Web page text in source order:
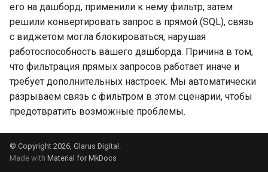
его на дашборд, применили к нему фильтр, затем
решили конвертировать запрос в прямой (SQL), связь
с виджетом могла блокироваться, нарушая
работоспособность вашего дашборда. Причина в том,
что фильтрация прямых запросов работает иначе и
требует дополнительных настроек. Мы автоматически
разрываем связь с фильтром в этом сценарии, чтобы
предотвратить возможные проблемы.
© Copyright 2026, Glarus Digital.
Made with Material for MkDocs